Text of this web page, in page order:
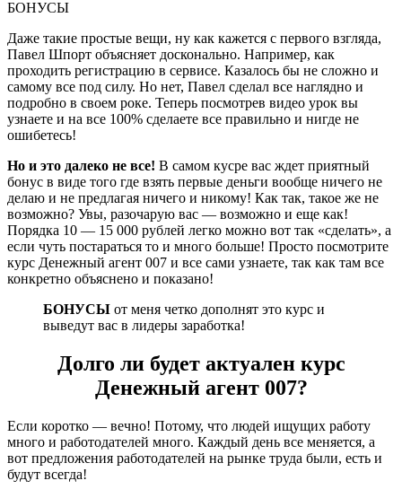
Даже такие простые вещи, ну как кажется с первого взгляда,
Павел Шпорт объясняет досконально. Например, как
проходить регистрацию в сервисе. Казалось бы не сложно и
самому все под силу. Но нет, Павел сделал все наглядно и
подробно в своем роке. Теперь посмотрев видео урок вы
узнаете и на все 100% сделаете все правильно и нигде не
ошибетесь!
Но и это далеко не все! В самом кусре вас ждет приятный
бонус в виде того где взять первые деньги вообще ничего не
делаю и не предлагая ничего и никому! Как так, такое же не
возможно? Увы, разочарую вас — возможно и еще как!
Порядка 10 — 15 000 рублей легко можно вот так «сделать», а
если чуть постараться то и много больше! Просто посмотрите
курс Денежный агент 007 и все сами узнаете, так как там все
конкретно объяснено и показано!
БОНУСЫ от меня четко дополнят это курс и
выведут вас в лидеры заработка!
Долго ли будет актуален курс
Денежный агент 007?
Если коротко — вечно! Потому, что людей ищущих работу
много и работодателей много. Каждый день все меняется, а
вот предложения работодателей на рынке труда были, есть и
будут всегда!